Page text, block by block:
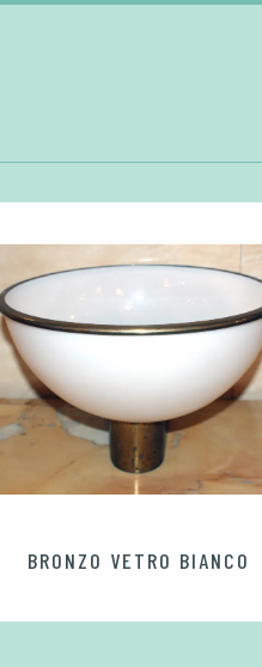
BRONZO VETRO BIANCO